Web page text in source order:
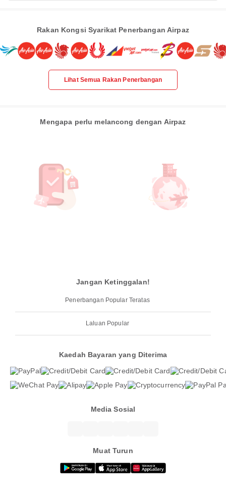
Rakan Kongsi Syarikat Penerbangan Airpaz
Lihat Semua Rakan Penerbangan
Mengapa perlu melancong dengan Airpaz
Jangan Ketinggalan!
Penerbangan Popular Teratas
Laluan Popular
Kaedah Bayaran yang Diterima
Media Sosial
Muat Turun